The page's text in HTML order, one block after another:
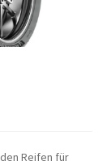
Reifen für